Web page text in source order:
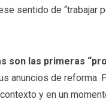
sentido de “trabajar
son las primeras
anuncios de reforma.
y en un